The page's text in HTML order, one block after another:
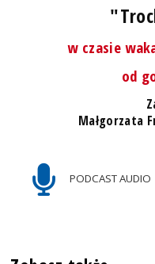
w czasie
od
Małgorzata
PODCAST AUDIO